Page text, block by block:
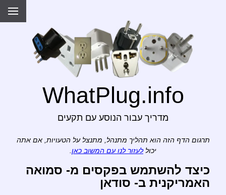
WhatPlug.info
מדריך עבור הנוסע עם תקעים
תרגום הדף הזה הוא תהליך מתנהל, מתנצל על הטעויות, אם אתה
יכוללעזור לנו עם המשוב כאן
כיצד להשתמש בפקסים מ- סמואה
האמריקנית ב- סודאן